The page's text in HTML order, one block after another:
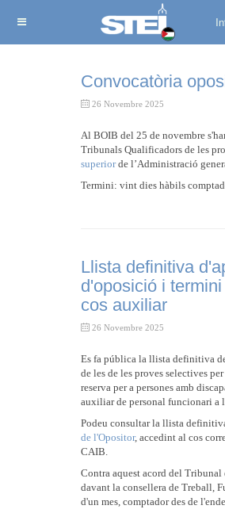
Convocatòria
26 Novembre 2025
Al BOIB del 25 de novembre
Tribunals Qualificadors de les
superiorde l’Administració
Termini: vint dies hàbils
Llista definitiva
d'oposició i
cos auxiliar
26 Novembre 2025
Es fa pública la llista definitiva
de les de les proves selectives
reserva per a persones amb
auxiliar de personal funcionari
Podeu consultar la llista
de l'Opositor, accedint al cos
CAIB.
Contra aquest acord del Tribunal
davant la consellera de Treball,
d'un mes, comptador des de